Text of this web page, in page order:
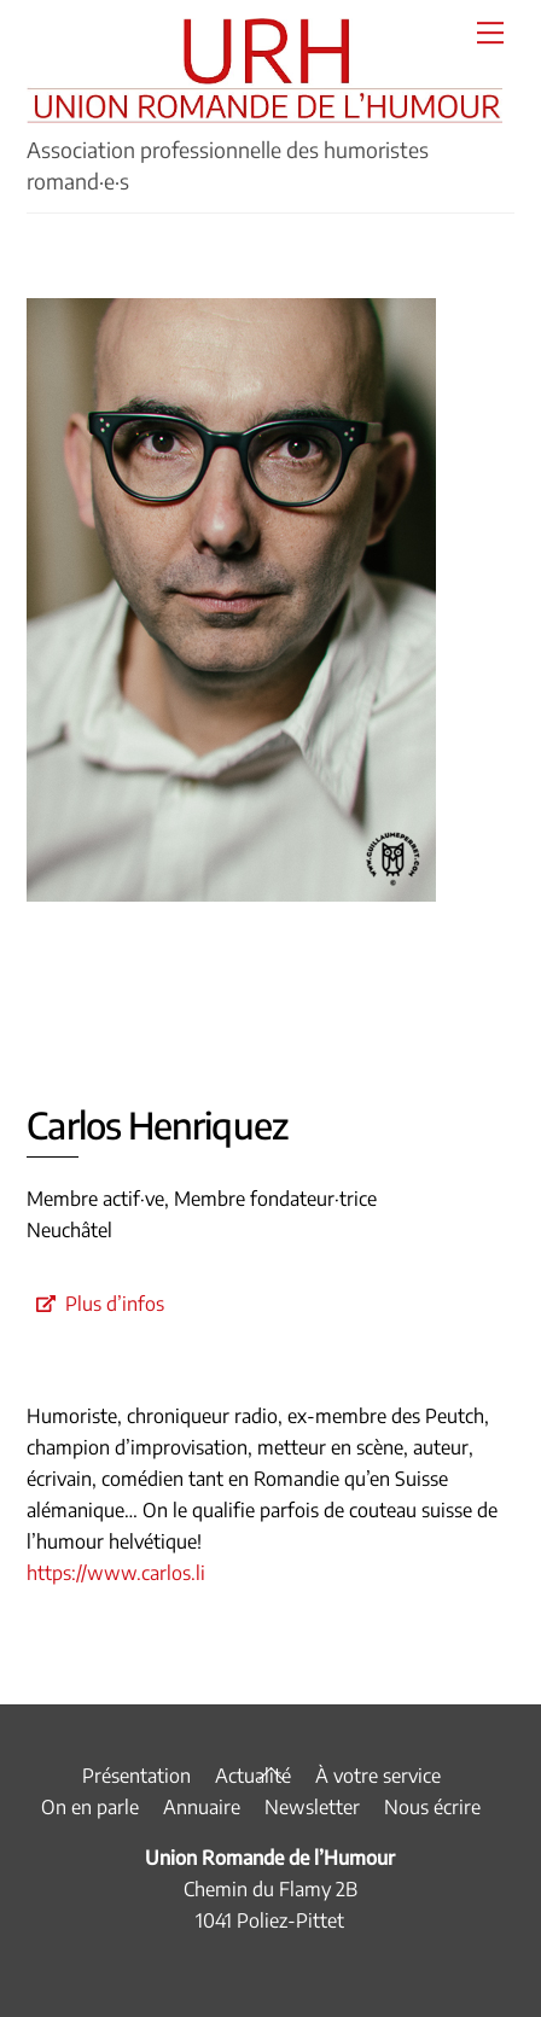
Association professionnelle des humoristes
romand·e·s
Carlos Henriquez
Membre actif·ve, Membre fondateur·trice
Neuchâtel
Plus d’infos
Humoriste, chroniqueur radio, ex-membre des Peutch,
champion d’improvisation, metteur en scène, auteur,
écrivain, comédien tant en Romandie qu’en Suisse
alémanique… On le qualifie parfois de couteau suisse de
l’humour helvétique!
https://www.carlos.li
Back
To
Présentation Actualité
À votre service
On en parle
Annuaire Newsletter Nous écrire
Union Romande de l’Humour
Chemin du Flamy 2B
1041 Poliez-Pittet